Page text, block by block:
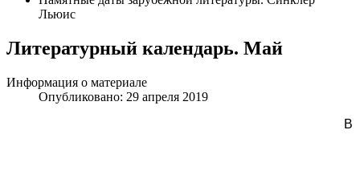
Льюис
Литературный календарь. Май
Информация о материале
Опубликовано: 29 апреля 2019
В